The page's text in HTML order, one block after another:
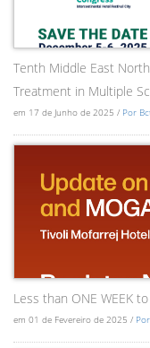
Tenth Middle East
Treatment in Multiple
em 17 de Junho de 2025 / Por
Less than ONE WEEK
em 01 de Fevereiro de 2025 /